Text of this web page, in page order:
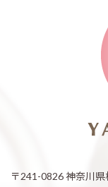
〒241-0826 神奈川